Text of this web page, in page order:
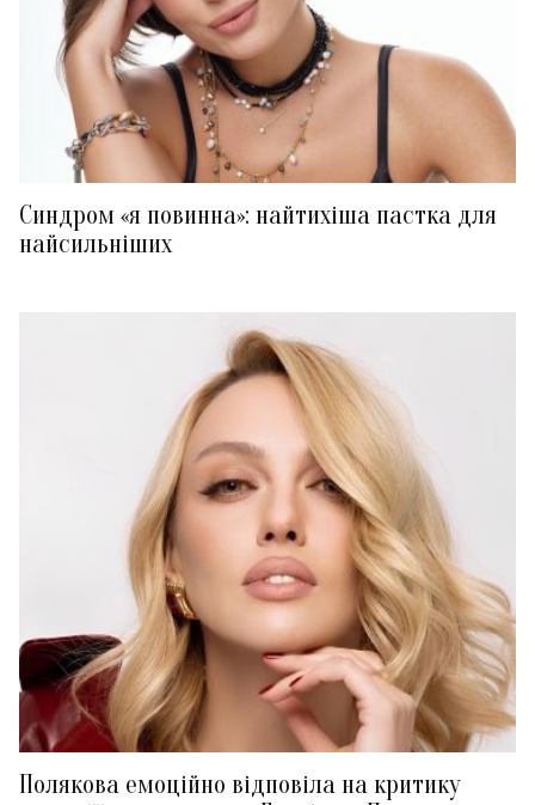
Синдром «я повинна»: найтихіша пастка для
найсильніших
Полякова емоційно відповіла на критику